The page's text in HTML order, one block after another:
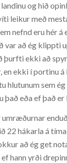
og hið
leikur með
nefnd eru hér
var að ég klippti
ekki að
ekki í portinu á
hlutunum sem
eða ef það
22 hákarla á
að ég get
hann yrði